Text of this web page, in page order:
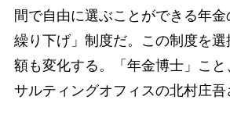
間で自由に選ぶことができる年金
繰り下げ」制度だ。この制度を
額も変化する。「年金博士」こ
サルティングオフィスの北村庄吾